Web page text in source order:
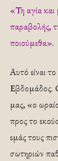
«Τη αγία
παραβολής,
ποιούμεθα».
Αυτό είναι
Εβδομάδος.
μας, «ο
προς το
εμάς τους
σωτηριών